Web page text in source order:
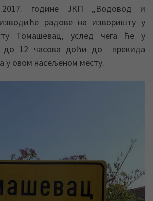
године ЈКП „Водовод и
изводиће радове на изворишту у
Томашевац, услед чега ће у
до 12 часова доћи до прекида
у овом насељеном месту.